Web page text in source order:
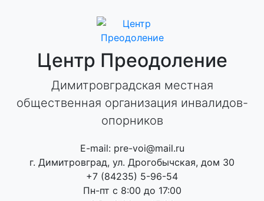
Центр Преодоление
Димитровградская местная
общественная организация инвалидов-
опорников
E-mail: pre-voi@mail.ru
г. Димитровград, ул. Дрогобычская, дом 30
+7 (84235) 5-96-54
Пн-пт с 8:00 до 17:00